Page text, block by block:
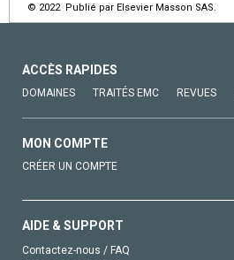
© 2022 Publié par Elsevier Masson SAS.
ACCÈS RAPIDES
DOMAINES TRAITÉS EMC REVUES
MON COMPTE
CRÉER UN COMPTE
AIDE & SUPPORT
Contactez-nous / FAQ